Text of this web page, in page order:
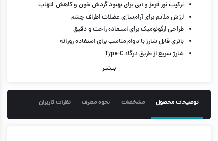
ترکیب نور قرمز و آبی برای بهبود گردش خون و کاهش التهاب
لرزش ملایم برای آرام‌سازی عضلات اطراف چشم
طراحی ارگونومیک برای استفاده راحت و دقیق
باتری قابل شارژ با دوام مناسب برای استفاده روزانه
شارژ سریع از طریق درگاه Type-C
مناسب برای انواع پوست و شرایط پوستی اطراف چشم
عملکرد بی‌صدا برای استفاده در محیط‌های آرام
قابل استفاده در خانه، محل کار یا سفر
مناسب برای روتین‌های مراقبت پوستی و زیبایی
بیشتر
توضیحات محصول مشخصات نحوه مصرف نظرات کاربران